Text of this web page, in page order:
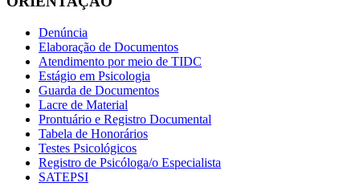
Denúncia
Elaboração de Documentos
Atendimento por meio de TIDC
Estágio em Psicologia
Guarda de Documentos
Lacre de Material
Prontuário e Registro Documental
Tabela de Honorários
Testes Psicológicos
Registro de Psicóloga/o Especialista
SATEPSI